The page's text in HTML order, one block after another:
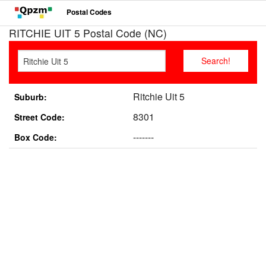
Postal Codes
RITCHIE UIT 5 Postal Code (NC)
Suburb: Ritchie Uit 5
Street Code: 8301
Box Code: -------